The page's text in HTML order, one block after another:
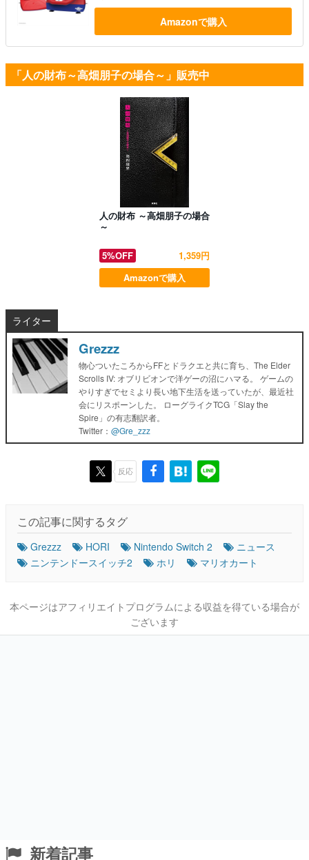
Amazonで購入
「人の財布～高畑朋子の場合～」販売中
人の財布 ～高畑朋子の場合
～
5%OFF
1,359円
Amazonで購入
ライター
Grezzz
物心ついたころからFFとドラクエと共に育ち、The Elder
Scrolls IV: オブリビオンで洋ゲーの沼にハマる。 ゲームの
やりすぎでセミより長い地下生活を送っていたが、最近社
会にリスポーンした。 ローグライクTCG「Slay the
Spire」の有志翻訳者。
Twitter： @Gre_zzz
反応
この記事に関するタグ
Grezzz HORI Nintendo Switch 2
ニュース
ニンテンドースイッチ2
ホリ マリオカート
本ページはアフィリエイトプログラムによる収益を得ている場合が
ございます
新着記事